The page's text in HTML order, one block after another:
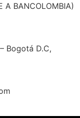
A BANCOLOMBIA)
Bogotá D.C,